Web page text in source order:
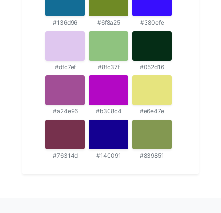
#136d96 #6f8a25 #380efe
#dfc7ef #8fc37f #052d16
#a24e96 #b308c4 #e6e47e
#76314d #140091 #839851